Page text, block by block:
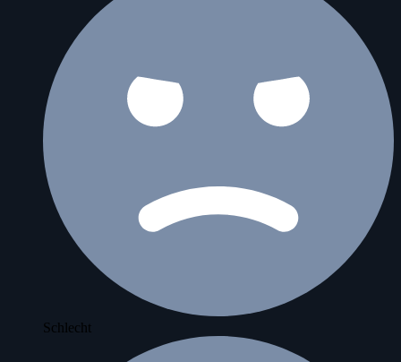
Schlecht